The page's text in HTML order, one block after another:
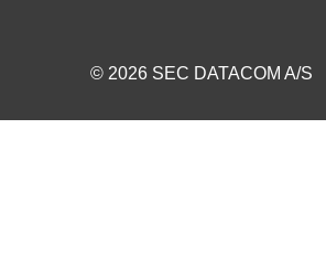
© 2026 SEC DATACOM A/S